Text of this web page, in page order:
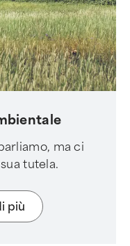
ma ci
tutela.
più